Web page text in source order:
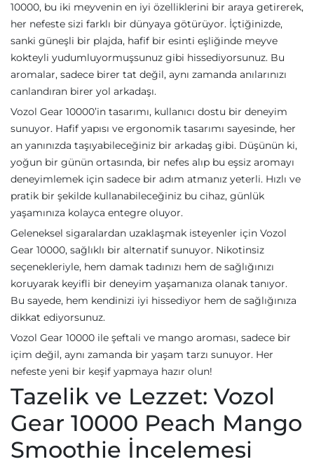
10000, bu iki meyvenin en iyi özelliklerini bir araya getirerek,
her nefeste sizi farklı bir dünyaya götürüyor. İçtiğinizde,
sanki güneşli bir plajda, hafif bir esinti eşliğinde meyve
kokteyli yudumluyormuşsunuz gibi hissediyorsunuz. Bu
aromalar, sadece birer tat değil, aynı zamanda anılarınızı
canlandıran birer yol arkadaşı.
Vozol Gear 10000’in tasarımı, kullanıcı dostu bir deneyim
sunuyor. Hafif yapısı ve ergonomik tasarımı sayesinde, her
an yanınızda taşıyabileceğiniz bir arkadaş gibi. Düşünün ki,
yoğun bir günün ortasında, bir nefes alıp bu eşsiz aromayı
deneyimlemek için sadece bir adım atmanız yeterli. Hızlı ve
pratik bir şekilde kullanabileceğiniz bu cihaz, günlük
yaşamınıza kolayca entegre oluyor.
Geleneksel sigaralardan uzaklaşmak isteyenler için Vozol
Gear 10000, sağlıklı bir alternatif sunuyor. Nikotinsiz
seçenekleriyle, hem damak tadınızı hem de sağlığınızı
koruyarak keyifli bir deneyim yaşamanıza olanak tanıyor.
Bu sayede, hem kendinizi iyi hissediyor hem de sağlığınıza
dikkat ediyorsunuz.
Vozol Gear 10000 ile şeftali ve mango aroması, sadece bir
içim değil, aynı zamanda bir yaşam tarzı sunuyor. Her
nefeste yeni bir keşif yapmaya hazır olun!
Tazelik ve Lezzet: Vozol
Gear 10000 Peach Mango
Smoothie İncelemesi